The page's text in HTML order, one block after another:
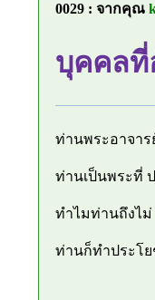
0029 : จากคุณ
บุคคล
ท่านพระอาจา
ท่านเป็นพระที่
ทำไมท่านถึงไ
ท่านก็ทำประโ